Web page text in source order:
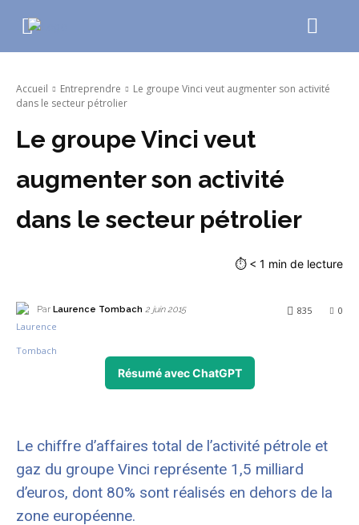
Accueil Entreprendre
Le groupe Vinci veut augmenter son activité
dans le secteur pétrolier
Le groupe Vinci veut
augmenter son activité
dans le secteur pétrolier
⏱ < 1 min de lecture
Par Laurence Tombach 2 juin 2015 0
835
Résumé avec ChatGPT
Le chiffre d’affaires total de l’activité pétrole et
gaz du groupe Vinci représente 1,5 milliard
d’euros, dont 80% sont réalisés en dehors de la
zone européenne.